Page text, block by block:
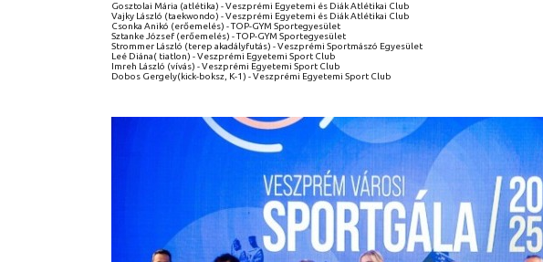
Gosztolai Mária (atlétika) - Veszprémi Egyetemi és Diák Atlétikai Club
Vajky László (taekwondo) - Veszprémi Egyetemi és Diák Atlétikai Club
Csonka Anikó (erőemelés) - TOP-GYM Sportegyesület
Sztanke József (erőemelés) - TOP-GYM Sportegyesület
Strommer László (terep akadályfutás) - Veszprémi Sportmászó Egyesület
Leé Diána( tiatlon) - Veszprémi Egyetemi Sport Club
Imreh László (vívás) - Veszprémi Egyetemi Sport Club
Dobos Gergely(kick-boksz, K-1) - Veszprémi Egyetemi Sport Club